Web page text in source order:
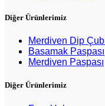
Diğer Ürünlerimiz
Merdiven Dip
Basamak Paspası
Merdiven Paspası
Diğer Ürünlerimiz